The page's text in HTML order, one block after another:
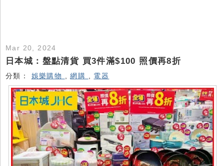
Mar 20, 2024
日本城：盤點清貨 買3件滿$100 照價再8折
分類： 娛樂購物 ,網購 電器